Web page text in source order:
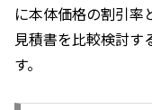
に本体価格の割引率
見積書を比較検討す
す。